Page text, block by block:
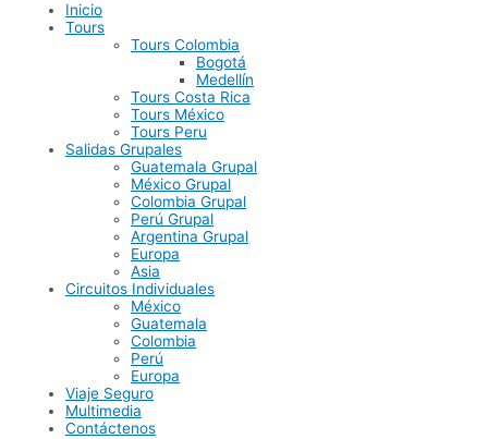
Inicio
Tours
Tours Colombia
Bogotá
Medellín
Tours Costa Rica
Tours México
Tours Peru
Salidas Grupales
Guatemala Grupal
México Grupal
Colombia Grupal
Perú Grupal
Argentina Grupal
Europa
Asia
Circuitos Individuales
México
Guatemala
Colombia
Perú
Europa
Viaje Seguro
Multimedia
Contáctenos